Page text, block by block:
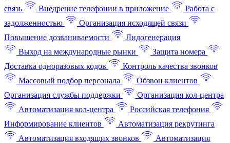
связь
Внедрение телефонии в приложение
Работа с
задолженностью
Организация исходящей связи
Повышение дозваниваемости
Лидогенерация
Выход на международные рынки
Защита номера
Доставка одноразовых кодов
Контроль качества звонков
Массовый подбор персонала
Обзвон клиентов
Организация службы поддержки
Организация кол-центра
Автоматизация кол-центра
Российская телефония
Информирование клиентов
Автоматизация рекрутинга
Автоматизация входящих звонков
Автоматизация